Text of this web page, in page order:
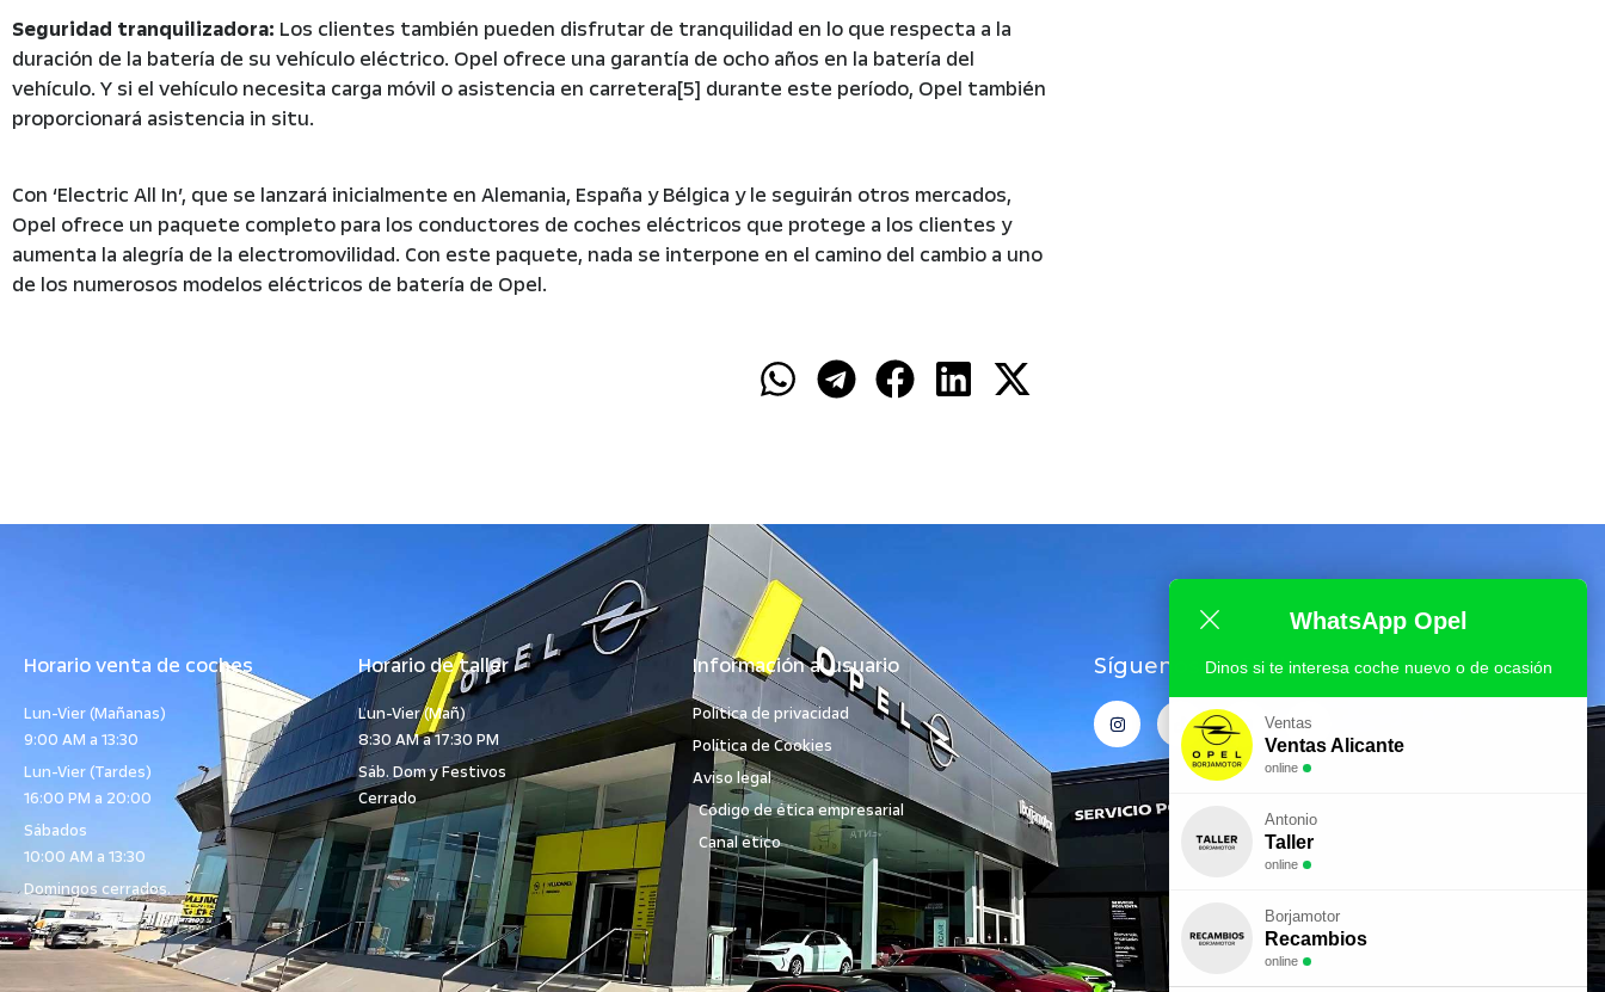
Seguridad tranquilizadora: Los clientes también pueden disfrutar de tranquilidad en lo que respecta a la
duración de la batería de su vehículo eléctrico. Opel ofrece una garantía de ocho años en la batería del
vehículo. Y si el vehículo necesita carga móvil o asistencia en carretera[5] durante este período, Opel también
proporcionará asistencia in situ.
Con ‘Electric All In’, que se lanzará inicialmente en Alemania, España y Bélgica y le seguirán otros mercados,
Opel ofrece un paquete completo para los conductores de coches eléctricos que protege a los clientes y
aumenta la alegría de la electromovilidad. Con este paquete, nada se interpone en el camino del cambio a uno
de los numerosos modelos eléctricos de batería de Opel.
Horario venta de coches
Lun-Vier (Mañanas)
9:00 AM a 13:30
Lun-Vier (Tardes)
16:00 PM a 20:00
Sábados
10:00 AM a 13:30
Domingos cerrados.
Horario de taller
Lun-Vier (Mañ)
8:30 AM a 17:30 PM
Sáb. Dom y Festivos
Cerrado
Información al usuario
Política de privacidad
Política de Cookies
Aviso legal
Código de ética empresarial
Canal ético
Síguenos en Redes
WhatsApp Opel
Dinos si te interesa coche nuevo o de ocasión
Ventas
Ventas Alicante
online
Antonio
Taller
online
Borjamotor
Recambios
online